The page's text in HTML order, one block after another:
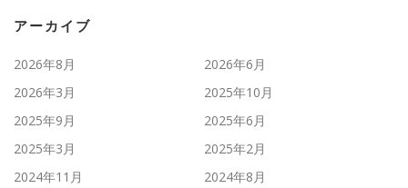
ー
アーカイブ
2026年8月
2026年6月
2026年3月
2025年10月
2025年9月
2025年6月
2025年3月
2025年2月
2024年11月
2024年8月